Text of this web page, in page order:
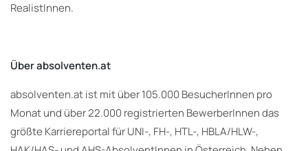
RealistInnen.
Über absolventen.at
absolventen.at ist mit über 105.000 BesucherInnen pro
Monat und über 22.000 registrierten BewerberInnen das
größte Karriereportal für UNI-, FH-, HTL-, HBLA/HLW-,